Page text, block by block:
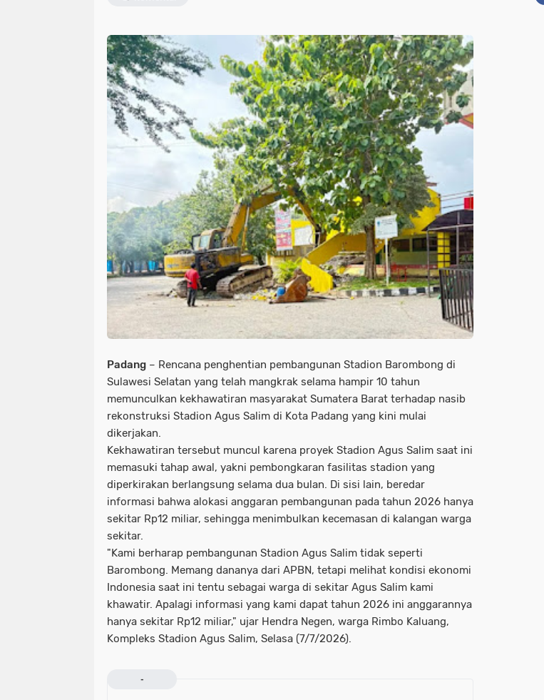
Padang – Rencana penghentian pembangunan Stadion Barombong di
Sulawesi Selatan yang telah mangkrak selama hampir 10 tahun
memunculkan kekhawatiran masyarakat Sumatera Barat terhadap nasib
rekonstruksi Stadion Agus Salim di Kota Padang yang kini mulai
dikerjakan.
Kekhawatiran tersebut muncul karena proyek Stadion Agus Salim saat ini
memasuki tahap awal, yakni pembongkaran fasilitas stadion yang
diperkirakan berlangsung selama dua bulan. Di sisi lain, beredar
informasi bahwa alokasi anggaran pembangunan pada tahun 2026 hanya
sekitar Rp12 miliar, sehingga menimbulkan kecemasan di kalangan warga
sekitar.
"Kami berharap pembangunan Stadion Agus Salim tidak seperti
Barombong. Memang dananya dari APBN, tetapi melihat kondisi ekonomi
Indonesia saat ini tentu sebagai warga di sekitar Agus Salim kami
khawatir. Apalagi informasi yang kami dapat tahun 2026 ini anggarannya
hanya sekitar Rp12 miliar," ujar Hendra Negen, warga Rimbo Kaluang,
Kompleks Stadion Agus Salim, Selasa (7/7/2026).
-